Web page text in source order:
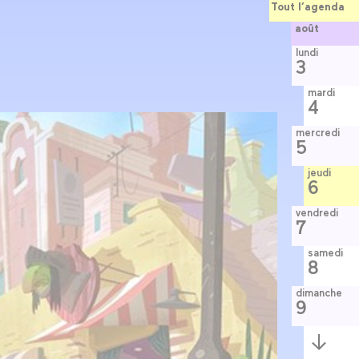
Tout l’agenda
août
lundi
3
mardi
4
mercredi
5
jeudi
6
vendredi
7
samedi
8
dimanche
9
Semaine
suivante